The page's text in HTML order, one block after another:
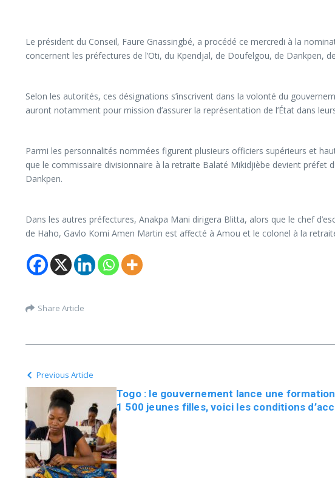
Le président du Conseil, Faure Gnassingbé, a procédé ce mercredi à la
concernent les préfectures de l’Oti, du Kpendjal, de Doufelgou, de Dankpen,
Selon les autorités, ces désignations s’inscrivent dans la volonté du
auront notamment pour mission d’assurer la représentation de l’État dans
Parmi les personnalités nommées figurent plusieurs officiers supérieurs et
que le commissaire divisionnaire à la retraite Balaté Mikidjièbe devient
Dankpen.
Dans les autres préfectures, Anakpa Mani dirigera Blitta, alors que le chef
de Haho, Gavlo Komi Amen Martin est affecté à Amou et le colonel à la
Share Article
Previous Article
Togo : le gouvernement lance une
1 500 jeunes filles, voici les conditions